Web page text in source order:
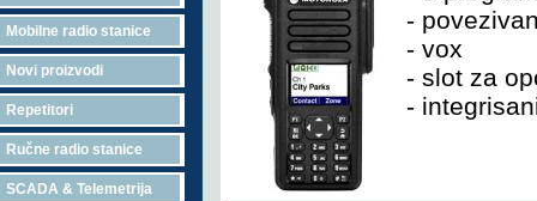
Mobilne radio stanice
Novi proizvodi
Repetitori
Ručne radio stanice
SCADA & Telemetrija
-
- vox
- slot za
-